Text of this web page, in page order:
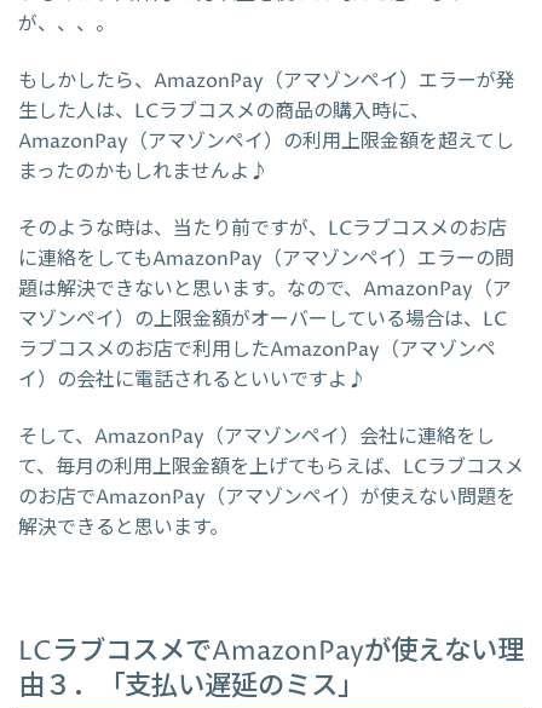
が、、、。
もしかしたら、AmazonPay（アマゾンペイ）エラーが発
生した人は、LCラブコスメの商品の購入時に、
AmazonPay（アマゾンペイ）の利用上限金額を超えてし
まったのかもしれませんよ♪
そのような時は、当たり前ですが、LCラブコスメのお店
に連絡をしてもAmazonPay（アマゾンペイ）エラーの問
題は解決できないと思います。なので、AmazonPay（ア
マゾンペイ）の上限金額がオーバーしている場合は、LC
ラブコスメのお店で利用したAmazonPay（アマゾンペ
イ）の会社に電話されるといいですよ♪
そして、AmazonPay（アマゾンペイ）会社に連絡をし
て、毎月の利用上限金額を上げてもらえば、LCラブコスメ
のお店でAmazonPay（アマゾンペイ）が使えない問題を
解決できると思います。
LCラブコスメでAmazonPayが使えない理
由３．「支払い遅延のミス」